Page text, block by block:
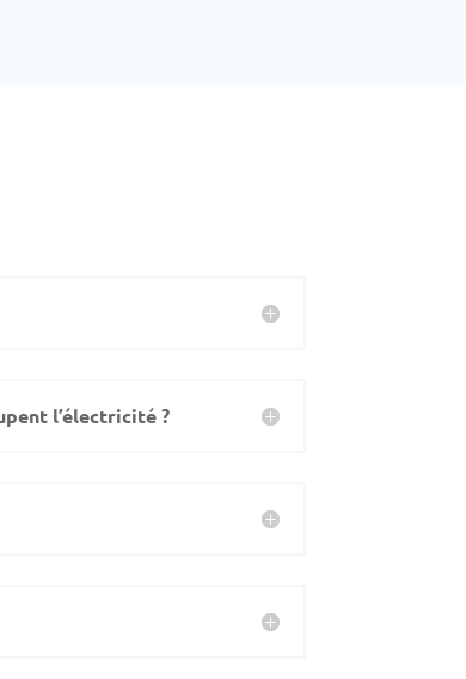
l’électricité ?